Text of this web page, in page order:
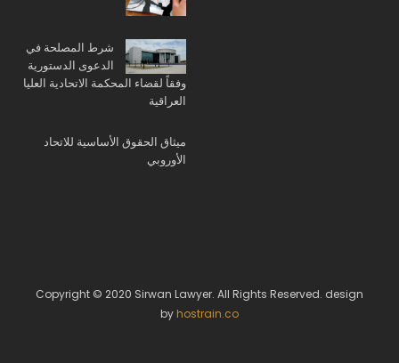
شرط المصلحة في
الدعوى الدستورية
وفقاً لقضاء المحكمة الاتحادية العليا
العراقية
ميثاق الحقوق الأساسية للاتحاد
الأوروبي
Copyright © 2020 Sirwan Lawyer. All Rights Reserved. design
by hostrain.co